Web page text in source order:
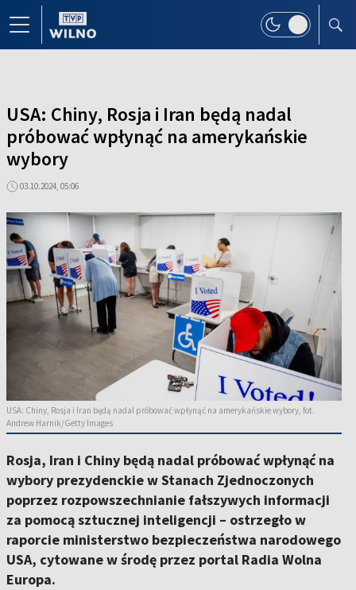
USA: Chiny, Rosja i Iran będą nadal
próbować wpłynąć na amerykańskie
wybory
03.10.2024, 05:06
USA: Chiny, Rosja i Iran będą nadal próbować wpłynąć na amerykańskie wybory, fot.
Andrew Harnik/Getty Images
Rosja, Iran i Chiny będą nadal próbować wpłynąć na
wybory prezydenckie w Stanach Zjednoczonych
poprzez rozpowszechnianie fałszywych informacji
za pomocą sztucznej inteligencji – ostrzegło w
raporcie ministerstwo bezpieczeństwa narodowego
USA, cytowane w środę przez portal Radia Wolna
Europa.